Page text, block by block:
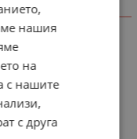
нашия
на
с нашите
с друга